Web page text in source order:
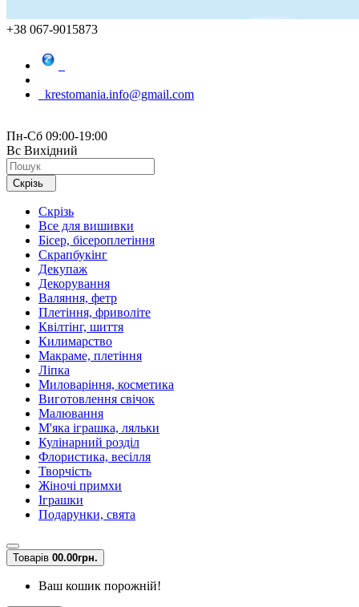
+38 067-9015873
krestomania.info@gmail.com
Пн-Сб 09:00-19:00
Вс Вихідний
Скрізь
Скрізь
Все для вишивки
Бісер, бісероплетіння
Скрапбукінг
Декупаж
Декорування
Валяння, фетр
Плетіння, фриволіте
Квілтінг, шиття
Килимарство
Макраме, плетіння
Ліпка
Миловаріння, косметика
Виготовлення свічок
Малювання
М'яка іграшка, ляльки
Кулінарний розділ
Флористика, весілля
Творчість
Жіночі примхи
Іграшки
Подарунки, свята
Товарів 00.00грн.
Ваш кошик порожній!